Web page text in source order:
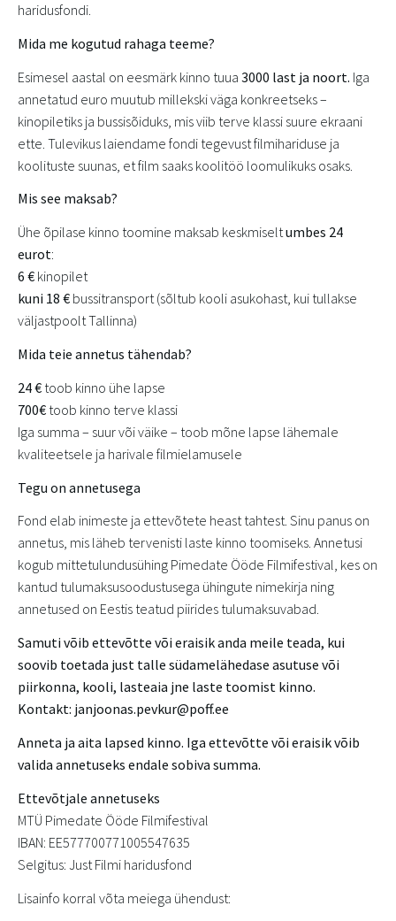
haridusfondi.
Mida me kogutud rahaga teeme?
Esimesel aastal on eesmärk kinno tuua3000 last ja noort. Iga
annetatud euro muutub millekski väga konkreetseks –
kinopiletiks ja bussisõiduks, mis viib terve klassi suure ekraani
ette. Tulevikus laiendame fondi tegevust filmihariduse ja
koolituste suunas, et film saaks koolitöö loomulikuks osaks.
Mis see maksab?
Ühe õpilase kinno toomine maksab keskmiseltumbes 24
eurot:
6 € kinopilet
kuni 18 € bussitransport (sõltub kooli asukohast, kui tullakse
väljastpoolt Tallinna)
Mida teie annetus tähendab?
24 € toob kinno ühe lapse
700€ toob kinno terve klassi
Iga summa – suur või väike – toob mõne lapse lähemale
kvaliteetsele ja harivale filmielamusele
Tegu on annetusega
Fond elab inimeste ja ettevõtete heast tahtest. Sinu panus on
annetus, mis läheb tervenisti laste kinno toomiseks. Annetusi
kogub mittetulundusühing Pimedate Ööde Filmifestival, kes on
kantud tulumaksusoodustusega ühingute nimekirja ning
annetused on Eestis teatud piirides tulumaksuvabad.
Samuti võib ettevõtte või eraisik anda meile teada, kui
soovib toetada just talle südamelähedase asutuse või
piirkonna, kooli, lasteaia jne laste toomist kinno.
Kontakt: janjoonas.pevkur@poff.ee
Anneta ja aita lapsed kinno. Iga ettevõtte või eraisik võib
valida annetuseks endale sobiva summa.
Ettevõtjale annetuseks
MTÜ Pimedate Ööde Filmifestival
IBAN: EE577700771005547635
Selgitus: Just Filmi haridusfond
Lisainfo korral võta meiega ühendust: